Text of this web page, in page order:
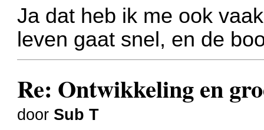
Ja dat heb ik me ook
leven gaat snel, en de
Re: Ontwikkeling en
door Sub T